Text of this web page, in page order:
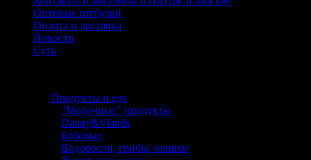
Оптовые отгрузки
Оплата и доставка
Новости
Суть
Продукты и еда
"Молочные" продукты
Dainty&Viands
Бобовые
Водоросли, грибы, оливки